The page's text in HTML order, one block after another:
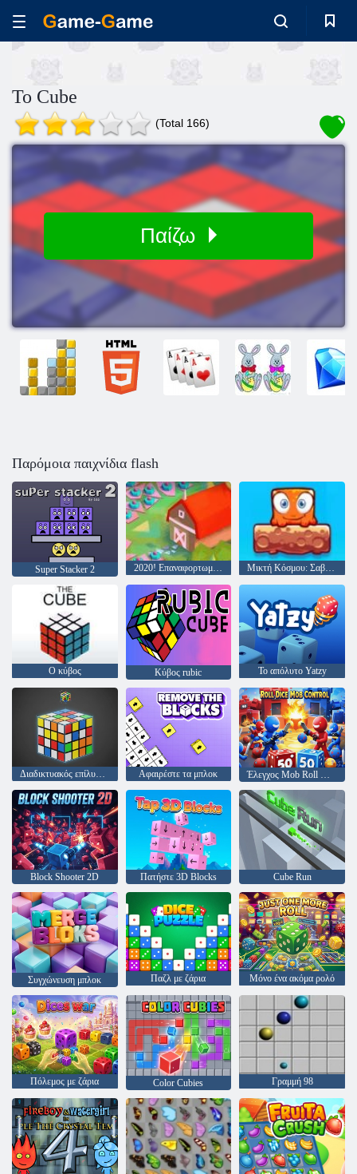
Το Cube
(Total 166)
Παίζω
Παρόμοια παιχνίδια flash
Super Stacker 2 2020! Επαναφορτωμένος Μικτή Κόσμου: Σαββατοκύριακο
Ο κύβος Κύβος rubic Το απόλυτο Yatzy
Διαδικτυακός επίλυσης κύβων του Rubik Αφαιρέστε τα μπλοκ Έλεγχος Mob Roll Dice
Block Shooter 2D Πατήστε 3D Blocks Cube Run
Συγχώνευση μπλοκ Παζλ με ζάρια Μόνο ένα ακόμα ρολό
Πόλεμος με ζάρια Color Cubies Γραμμή 98